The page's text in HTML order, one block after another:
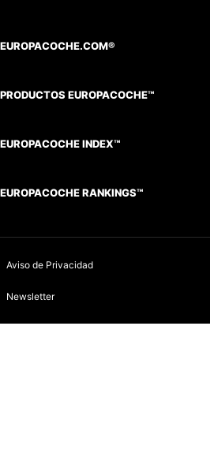
EUROPACOCHE.COM®
PRODUCTOS EUROPACOCHE™
EUROPACOCHE INDEX™
EUROPACOCHE RANKINGS™
Aviso de Privacidad
Newsletter